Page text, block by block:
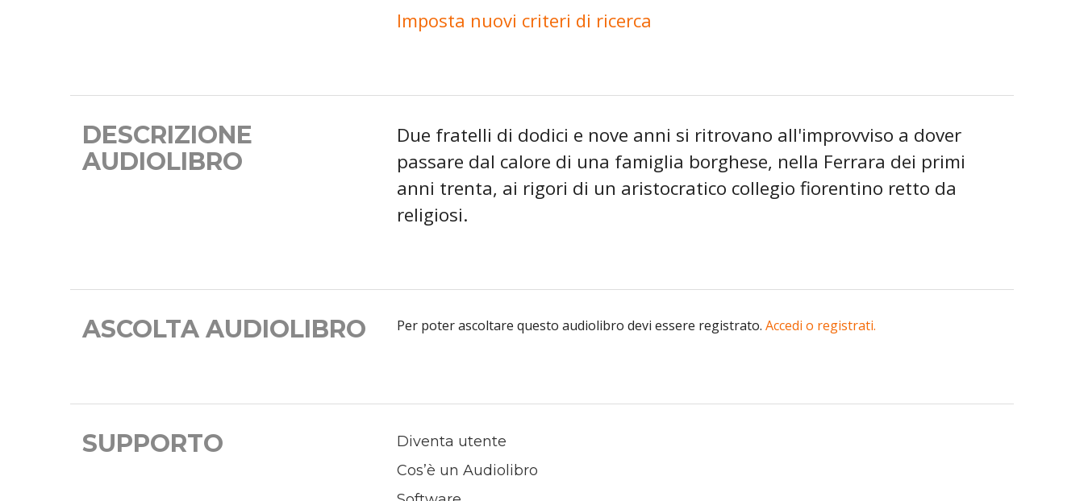
Imposta nuovi criteri di ricerca
DESCRIZIONE
AUDIOLIBRO
Due fratelli di dodici e nove anni si ritrovano all'improvviso a dover
passare dal calore di una famiglia borghese, nella Ferrara dei primi
anni trenta, ai rigori di un aristocratico collegio fiorentino retto da
religiosi.
ASCOLTA AUDIOLIBRO Per poter ascoltare questo audiolibro devi essere registrato. Accedi o registrati.
SUPPORTO
Diventa utente
Cos’è un Audiolibro